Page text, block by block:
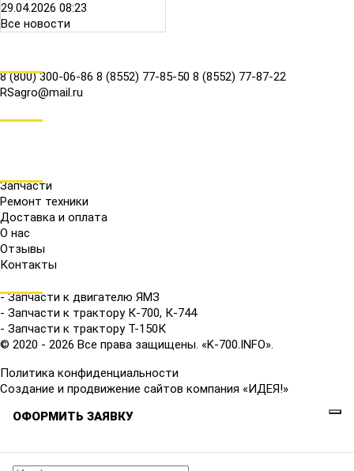
29.04.2026 08:23
Все новости
8 (800) 300-06-86 8 (8552) 77-85-50 8 (8552) 77-87-22
RSagro@mail.ru
Запчасти
Ремонт техники
Доставка и оплата
О нас
Отзывы
Контакты
- Запчасти к двигателю ЯМЗ
- Запчасти к трактору К-700, К-744
- Запчасти к трактору Т-150К
© 2020 - 2026 Все права защищены. «K-700.INFO».
Политика конфиденциальности
Создание и продвижение сайтов компания «ИДЕЯ!»
ОФОРМИТЬ ЗАЯВКУ